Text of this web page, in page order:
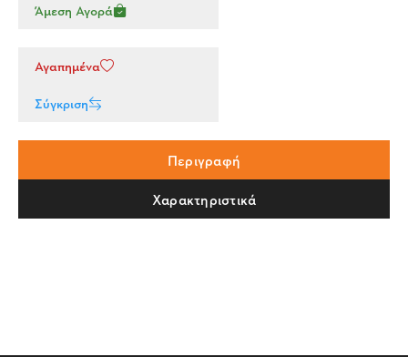
Άμεση Αγορά
Αγαπημένα
Σύγκριση
Περιγραφή
Χαρακτηριστικά